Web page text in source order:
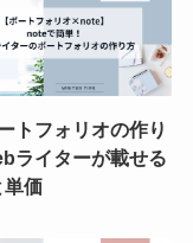
トフォリオの作り
ライターが載せる
単価